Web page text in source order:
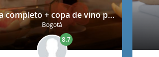
Spa completo + copa de vino para 2 personas en Niza
Bogotá
8.7